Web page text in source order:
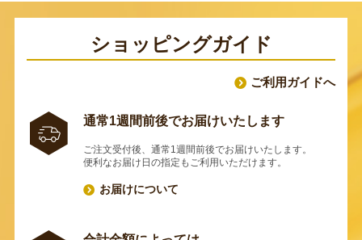
ショッピングガイド
ご利用ガイドへ
通常1週間前後でお届けいたします
ご注文受付後、通常1週間前後でお届けいたします。
便利なお届け日の指定もご利用いただけます。
お届けについて